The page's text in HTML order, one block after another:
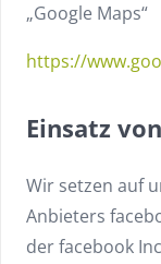
„Google Maps“
https://
Einsatz
Wir setzen auf
Anbieters
der facebook